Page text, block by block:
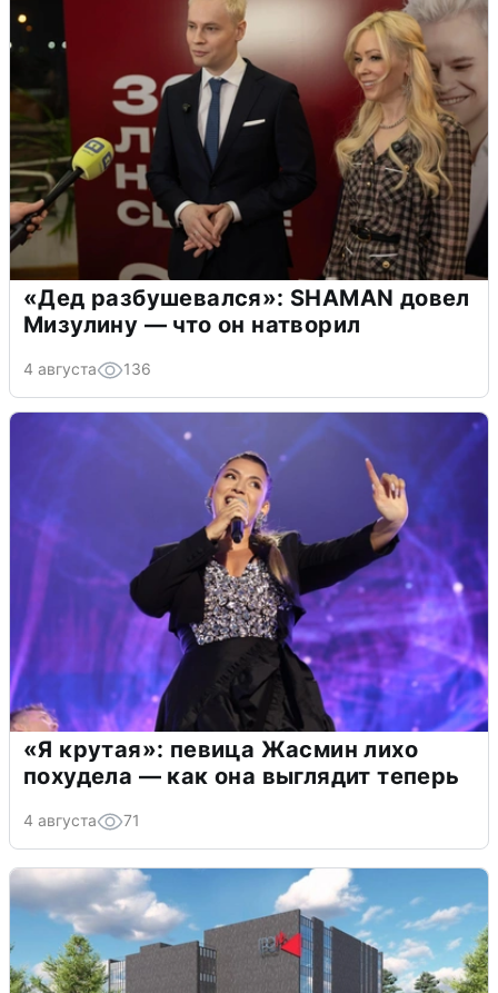
«Дед разбушевался»: SHAMAN довел
Мизулину — что он натворил
4 августа 136
«Я крутая»: певица Жасмин лихо
похудела — как она выглядит теперь
4 августа 71